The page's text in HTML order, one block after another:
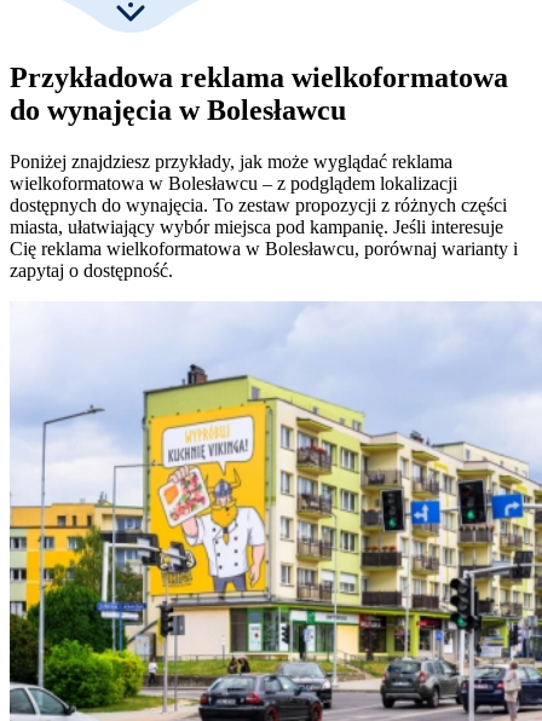
Przykładowa reklama wielkoformatowa
do wynajęcia w Bolesławcu
Poniżej znajdziesz przykłady, jak może wyglądać reklama
wielkoformatowa w Bolesławcu – z podglądem lokalizacji
dostępnych do wynajęcia. To zestaw propozycji z różnych części
miasta, ułatwiający wybór miejsca pod kampanię. Jeśli interesuje
Cię reklama wielkoformatowa w Bolesławcu, porównaj warianty i
zapytaj o dostępność.